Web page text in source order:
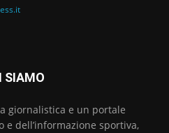
SIAMO
giornalistica e un portale
e dell’informazione sportiva,